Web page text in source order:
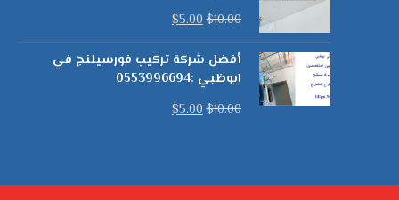
$10.00
$5.00
أفضل شركة تركيب فورسيلنج في
ابوظبي :0553996694
$10.00
$5.00